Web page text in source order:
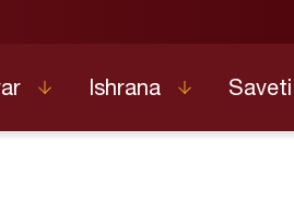
Ishrana Saveti